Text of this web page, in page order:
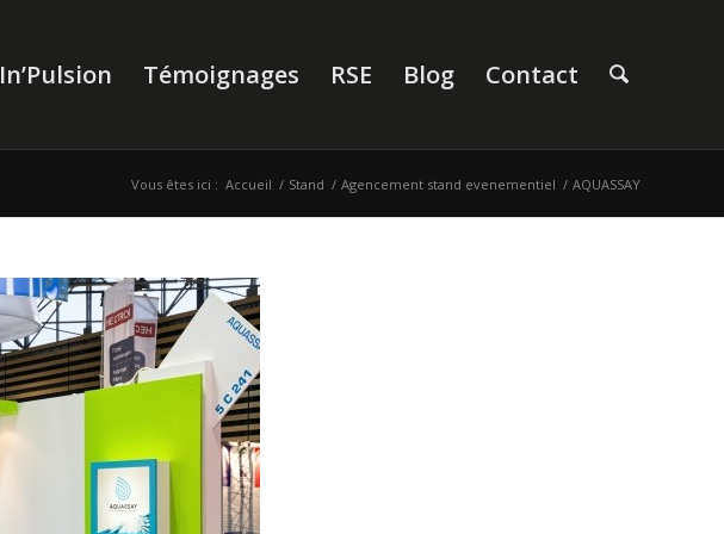
In’Pulsion Témoignages RSE Blog Contact
Vous êtes ici : Accueil / Stand / Agencement stand evenementiel / AQUASSAY